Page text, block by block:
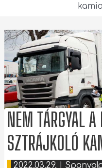
NEM TÁRGYAL
SZTRÁJKOLÓ
2022.03.29.